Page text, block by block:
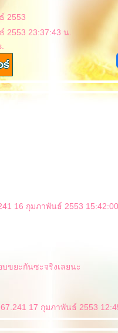
2553
2553 23:37:43 น.
16 กุมภาพันธ์ 2553
ขยะกันซะจริงเลยนะ
17 กุมภาพันธ์ 2553